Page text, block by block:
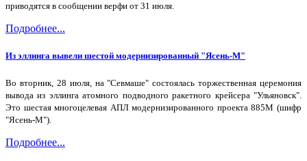
приводятся в сообщении верфи от 31 июля.
Подробнее...
Из эллинга вывели шестой модернизированный "Ясень-М"
Во вторник, 28 июля, на "Севмаше" состоялась торжественная церемония
вывода из эллинга атомного подводного ракетного крейсера "Ульяновск".
Это шестая многоцелевая АПЛ модернизированного проекта 885М (шифр
"Ясень-М").
Подробнее...